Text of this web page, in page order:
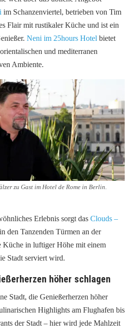
im Schanzenviertel, betrieben von Tim
Flair mit rustikaler Küche und ist ein
Neni im 25hours Hotel bietet
und mediterranen
Ambiente.
zu Gast im Hotel de Rome in Berlin.
Erlebnis sorgt das Clouds –
in den Tanzenden Türmen an der
Küche in luftiger Höhe mit einem
Stadt serviert wird.
höher schlagen
Stadt, die Genießerherzen höher
Highlights am Flughafen bis
der Stadt – hier wird jede Mahlzeit